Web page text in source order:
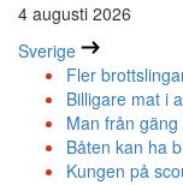
4 augusti 2026
Sverige
Fler
Billigare mat i
Man från
Båten kan ha
Kungen på